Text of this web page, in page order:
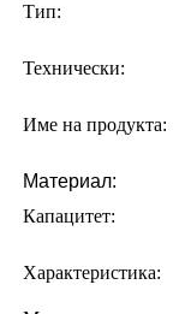
Тип:
Технически:
Име на продукта:
Материал:
Капацитет:
Характеристика: